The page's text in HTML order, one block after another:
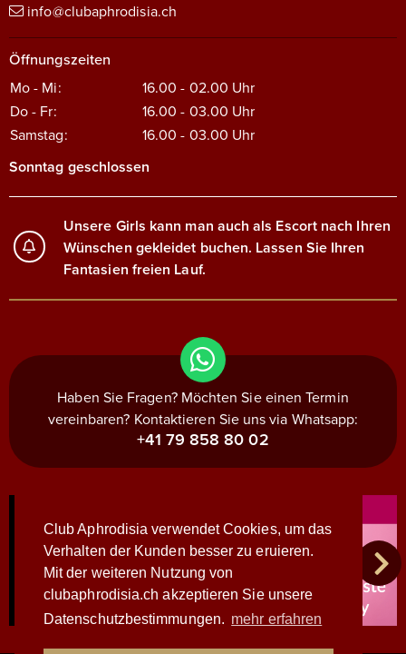
Club Aphrodisia verwendet Cookies, um das
Verhalten der Kunden besser zu eruieren.
Mit der weiteren Nutzung von
clubaphrodisia.ch akzeptieren Sie unsere
Datenschutzbestimmungen. mehr erfahren
info@clubaphrodisia.ch
Öffnungszeiten
Mo - Mi:
16.00 - 02.00 Uhr
Do - Fr:
16.00 - 03.00 Uhr
Samstag:
16.00 - 03.00 Uhr
Sonntag geschlossen
Unsere Girls kann man auch als Escort nach Ihren
Wünschen gekleidet buchen. Lassen Sie Ihren
Fantasien freien Lauf.
Haben Sie Fragen? Möchten Sie einen Termin
vereinbaren? Kontaktieren Sie uns via Whatsapp:
+41 79 858 80 02